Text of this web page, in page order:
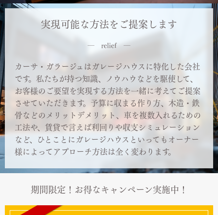
実現可能な方法をご提案します
― relief ―
カーサ・ガラージュはガレージハウスに特化した会社
です。私たちが持つ知識、ノウハウなどを駆使して、
お客様のご要望を実現する方法を一緒に考えてご提案
させていただきます。予算に収まる作り方、木造・鉄
骨などのメリットデメリット、車を複数入れるための
工法や、賃貸で言えば利回りや収支シミュレーション
など、ひとことにガレージハウスといってもオーナー
様によってアプローチ方法は全く変わります。
期間限定！お得なキャンペーン実施中！